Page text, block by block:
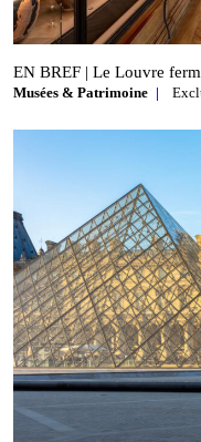
EN BREF | Le Louvre
Musées & Patrimoine